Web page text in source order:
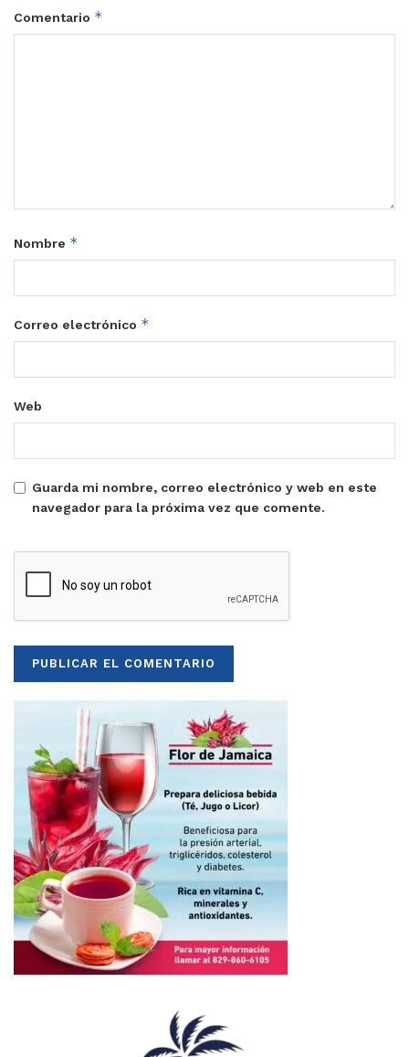
Comentario *
Nombre *
Correo electrónico *
Web
Guarda mi nombre, correo electrónico y web en este
navegador para la próxima vez que comente.